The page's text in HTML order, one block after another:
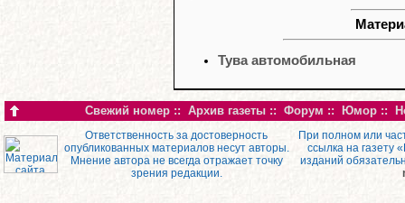
Тува автомобильная
Свежий номер :: Архив газеты :: Форум :: Юмор ::
Ответственность за достоверность
опубликованных материалов несут авторы.
Мнение автора не всегда отражает точку
зрения редакции.
При полном или
ссылка на газету
изданий